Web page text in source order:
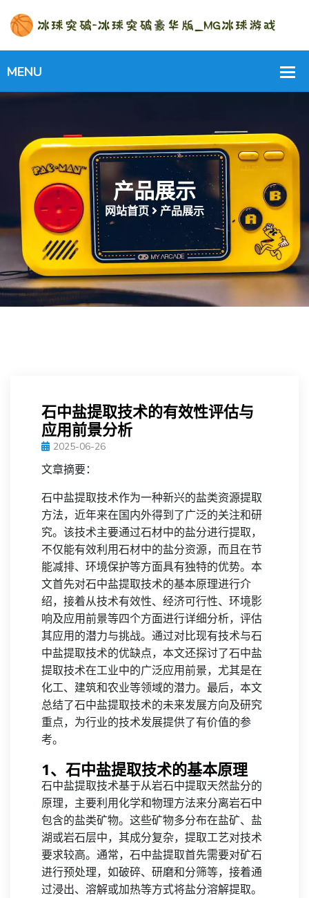
产品展示
网站首页 产品展示
石中盐提取技术的有效性评估与
应用前景分析
2025-06-26
文章摘要：
石中盐提取技术作为一种新兴的盐类资源提取
方法，近年来在国内外得到了广泛的关注和研
究。该技术主要通过石材中的盐分进行提取，
不仅能有效利用石材中的盐分资源，而且在节
能减排、环境保护等方面具有独特的优势。本
文首先对石中盐提取技术的基本原理进行介
绍，接着从技术有效性、经济可行性、环境影
响及应用前景等四个方面进行详细分析，评估
其应用的潜力与挑战。通过对比现有技术与石
中盐提取技术的优缺点，本文还探讨了石中盐
提取技术在工业中的广泛应用前景，尤其是在
化工、建筑和农业等领域的潜力。最后，本文
总结了石中盐提取技术的未来发展方向及研究
重点，为行业的技术发展提供了有价值的参
考。
1、石中盐提取技术的基本原理
石中盐提取技术基于从岩石中提取天然盐分的
原理，主要利用化学和物理方法来分离岩石中
包含的盐类矿物。这些矿物多分布在盐矿、盐
湖或岩石层中，其成分复杂，提取工艺对技术
要求较高。通常，石中盐提取首先需要对矿石
进行预处理，如破碎、研磨和分筛等，接着通
过浸出、溶解或加热等方式将盐分溶解提取。